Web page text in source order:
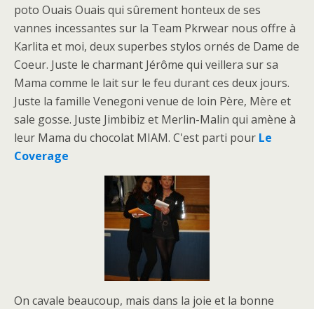
poto Ouais Ouais qui sûrement honteux de ses
vannes incessantes sur la Team Pkrwear nous offre à
Karlita et moi, deux superbes stylos ornés de Dame de
Coeur. Juste le charmant Jérôme qui veillera sur sa
Mama comme le lait sur le feu durant ces deux jours.
Juste la famille Venegoni venue de loin Père, Mère et
sale gosse. Juste Jimbibiz et Merlin-Malin qui amène à
leur Mama du chocolat MIAM. C'est parti pour Le
Coverage
On cavale beaucoup, mais dans la joie et la bonne